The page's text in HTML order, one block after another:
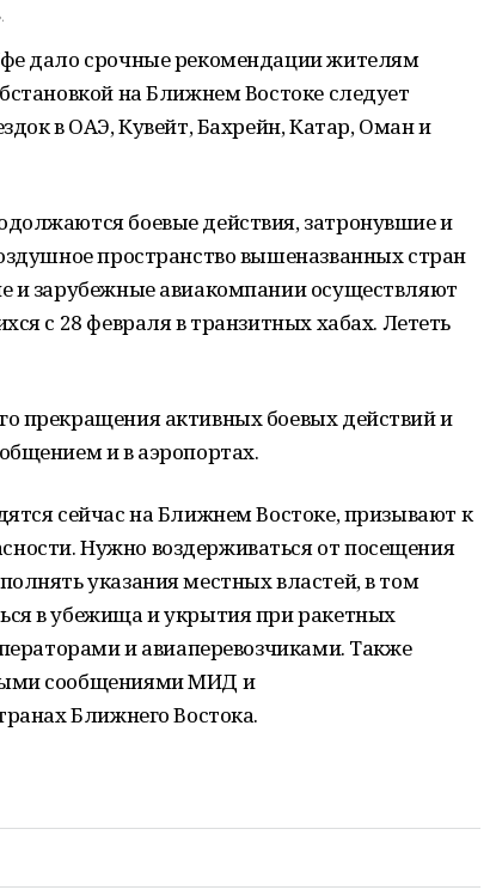
дало срочные рекомендации жителям
на Ближнем Востоке следует
в ОАЭ, Кувейт, Бахрейн, Катар, Оман и
боевые действия, затронувшие и
пространство вышеназванных стран
и зарубежные авиакомпании осуществляют
с 28 февраля в транзитных хабах. Лететь
прекращения активных боевых действий и
и в аэропортах.
сейчас на Ближнем Востоке, призывают к
Нужно воздерживаться от посещения
указания местных властей, в том
в убежища и укрытия при ракетных
и авиаперевозчиками. Также
сообщениями МИД и
Ближнего Востока.